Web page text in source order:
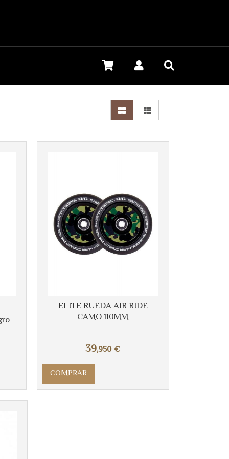
ELITE RUEDA AIR RIDE
CAMO 110MM
39,950 €
COMPRAR